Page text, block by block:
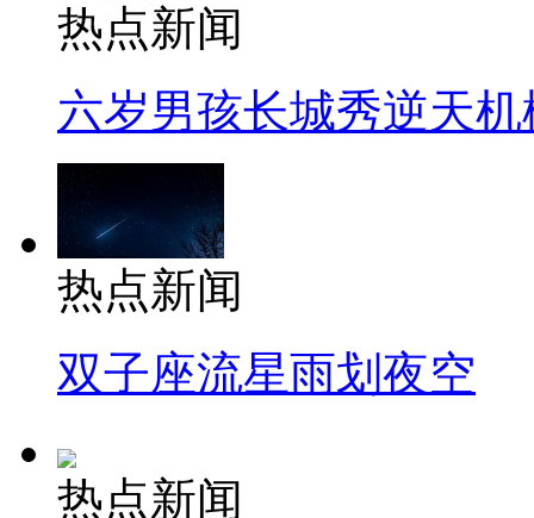
热点新闻
六岁男孩长城秀逆天机
热点新闻
双子座流星雨划夜空
热点新闻